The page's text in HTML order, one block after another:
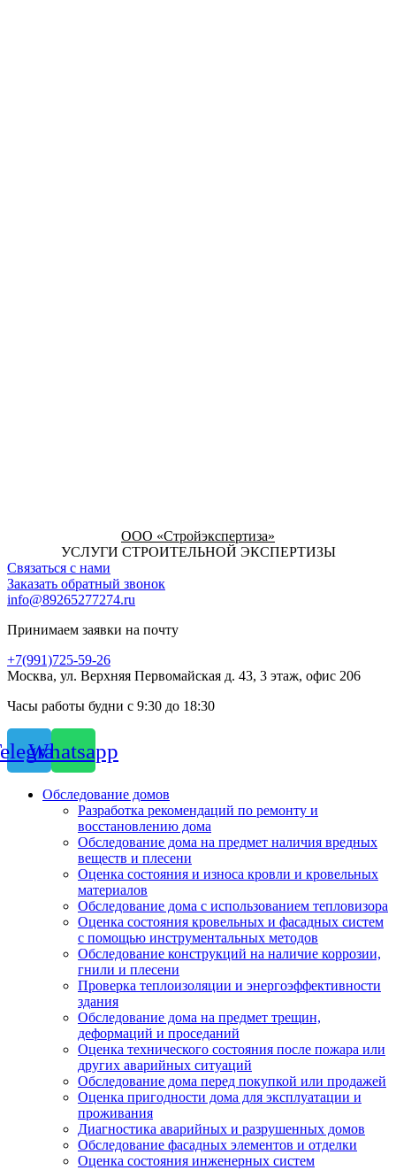
ООО «Стройэкспертиза»
УСЛУГИ СТРОИТЕЛЬНОЙ ЭКСПЕРТИЗЫ
Связаться с нами
Заказать обратный звонок
info@89265277274.ru
Принимаем заявки на почту
+7(991)725-59-26
Москва, ул. Верхняя Первомайская д. 43, 3 этаж, офис 206
Часы работы будни с 9:30 до 18:30
Whatsapp
Обследование домов
Разработка рекомендаций по ремонту и
восстановлению дома
Обследование дома на предмет наличия вредных
веществ и плесени
Оценка состояния и износа кровли и кровельных
материалов
Обследование дома с использованием тепловизора
Оценка состояния кровельных и фасадных систем
с помощью инструментальных методов
Обследование конструкций на наличие коррозии,
гнили и плесени
Проверка теплоизоляции и энергоэффективности
здания
Обследование дома на предмет трещин,
деформаций и проседаний
Оценка технического состояния после пожара или
других аварийных ситуаций
Обследование дома перед покупкой или продажей
Оценка пригодности дома для эксплуатации и
проживания
Диагностика аварийных и разрушенных домов
Обследование фасадных элементов и отделки
Оценка состояния инженерных систем